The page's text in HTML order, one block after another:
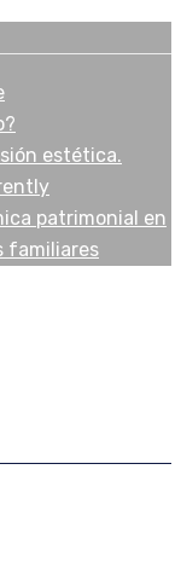
estética.
patrimonial en
familiares